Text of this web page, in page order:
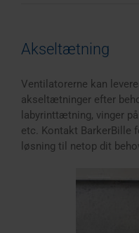
Akseltætning
Ventilatorerne kan
akseltætninger efter
labyrinttætning, vinger
etc. Kontakt BarkerBille
løsning til netop dit